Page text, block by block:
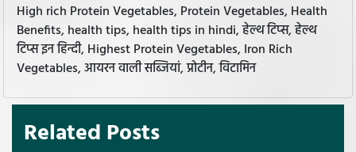
High rich Protein Vegetables, Protein Vegetables, Health
Benefits, health tips, health tips in hindi, हेल्थ टिप्स, हेल्थ
टिप्स इन हिन्दी, Highest Protein Vegetables, Iron Rich
Vegetables, आयरन वाली सब्जियां, प्रोटीन, विटामिन
Related Posts